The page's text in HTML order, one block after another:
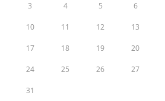
3 4 5 6
10 11 12 13
17 18 19 20
24 25 26 27
31